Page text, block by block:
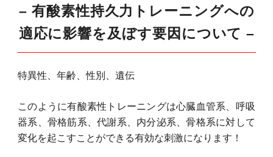
– 有酸素性持久力トレーニングへの
適応に影響を及ぼす要因について –
特異性、年齢、性別、遺伝
このように有酸素性トレーニングは心臓血管系、呼吸
器系、骨格筋系、代謝系、内分泌系、骨格系に対して
変化を起こすことができる有効な刺激になります！